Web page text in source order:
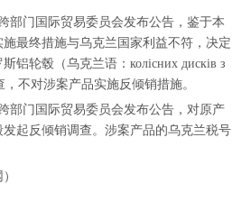
部门国际贸易委员会发布公告，鉴于本
最终措施与乌克兰国家利益不符，决定
铝轮毂（乌克兰语：колісних дисків з
不对涉案产品实施反倾销措施。
部门国际贸易委员会发布公告，对原产
起反倾销调查。涉案产品的乌克兰税号